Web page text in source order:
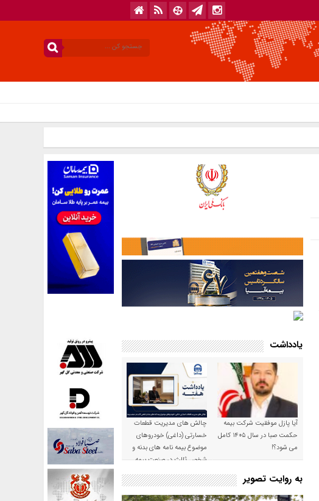
یادداشت
آیا پازل موفقیت شرکت بیمه
حکمت صبا در سال ۱۴۰۵ کامل
می شود؟!
چالش های مدیریت قطعات
خسارتی (داغی) خودروهای
موضوع بیمه نامه های بدنه و
شخص ثالث در صنعت بیمه
به روایت تصویر